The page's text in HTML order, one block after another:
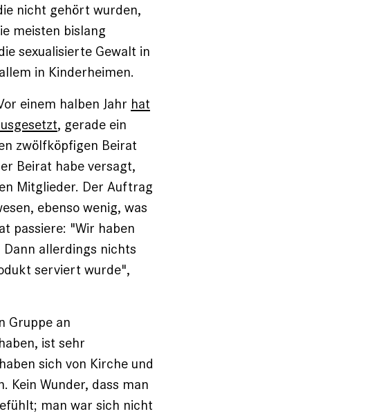
nicht gehört wurden,
meisten bislang
sexualisierte Gewalt in
in Kinderheimen.
einem halben Jahr hat
, gerade ein
zwölfköpfigen Beirat
Beirat habe versagt,
Mitglieder. Der Auftrag
ebenso wenig, was
passiere: "Wir haben
allerdings nichts
serviert wurde",
Gruppe an
ist sehr
sich von Kirche und
Kein Wunder, dass man
man war sich nicht